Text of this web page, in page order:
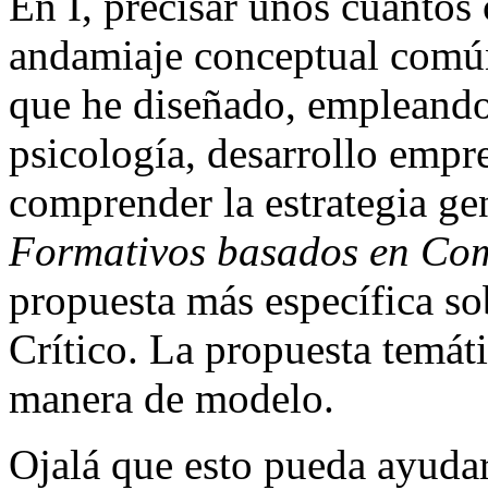
andamiaje conceptual
que he diseñado,
psicología, desarrollo
comprender la estrategia
Formativos basados en
propuesta más específica
Crítico. La propuesta
manera de modelo.
Ojalá que esto pueda